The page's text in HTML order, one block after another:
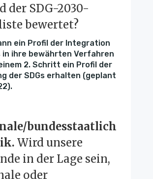
der SDG-2030-
bewertet?
ein Profil der Integration
in ihre bewährten Verfahren
2. Schritt ein Profil der
der SDGs erhalten (geplant
bundesstaatlich
Wird unsere
in der Lage sein,
oder